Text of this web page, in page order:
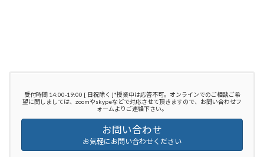
受付時間 14:00-19:00 [ 日祝除く ]*授業中は応答不可。オンラインでのご相談ご希
望に関しましては、zoomやskypeなどで対応させて頂きますので、お問い合わせフ
ォームよりご連絡下さい。
お問い合わせ
お気軽にお問い合わせください